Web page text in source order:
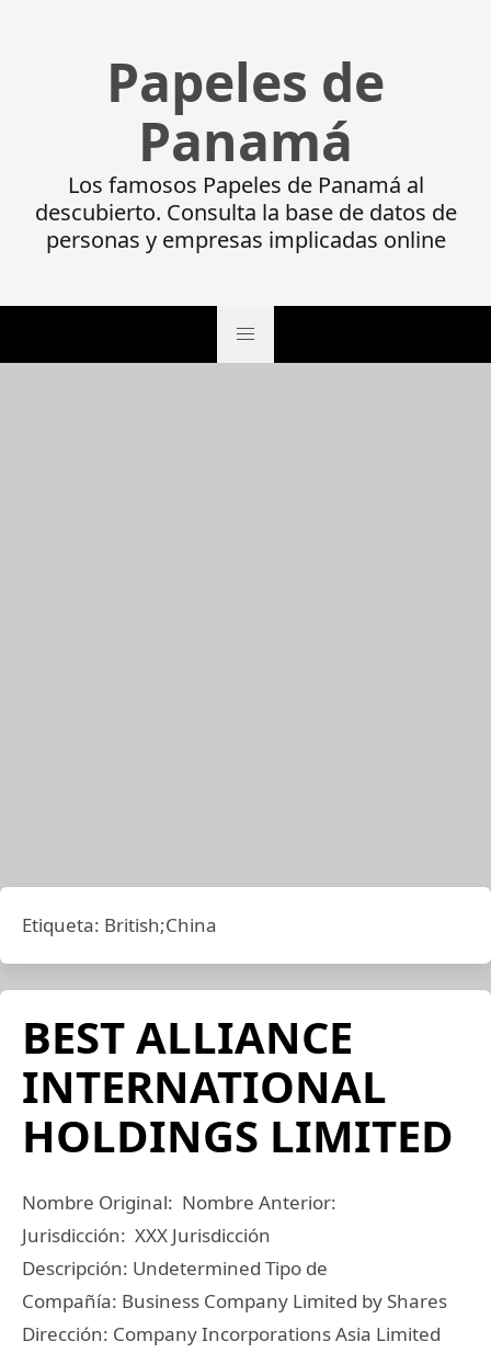
Papeles de
Panamá
Los famosos Papeles de Panamá al
descubierto. Consulta la base de datos de
personas y empresas implicadas online
Etiqueta: British;China
BEST ALLIANCE
INTERNATIONAL
HOLDINGS LIMITED
Nombre Original: Nombre Anterior:
Jurisdicción: XXX Jurisdicción
Descripción: Undetermined Tipo de
Compañía: Business Company Limited by Shares
Dirección: Company Incorporations Asia Limited